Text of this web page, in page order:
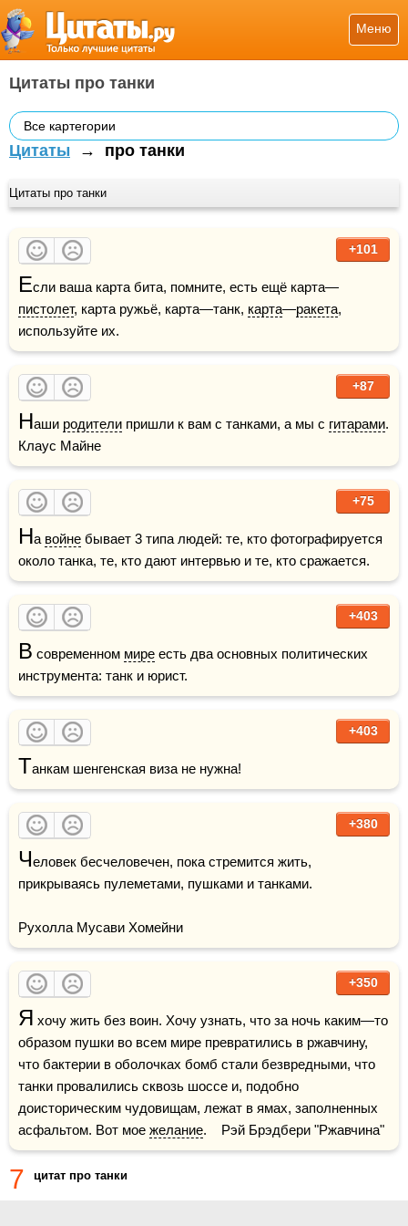
Меню
Цитаты про танки
Все картегории
Цитаты → про танки
Цитаты про танки
+101
Если ваша карта бита, помните, есть ещё карта—
пистолет, карта ружьё, карта—танк, карта—ракета,
используйте их.
+87
Наши родители пришли к вам с танками, а мы с гитарами.
Клаус Майне
+75
На войне бывает 3 типа людей: те, кто фотографируется
около танка, те, кто дают интервью и те, кто сражается.
+403
В современном мире есть два основных политических
инструмента: танк и юрист.
+403
Танкам шенгенская виза не нужна!
+380
Человек бесчеловечен, пока стремится жить,
прикрываясь пулеметами, пушками и танками.
Рухолла Мусави Хомейни
+350
Я хочу жить без воин. Хочу узнать, что за ночь каким—то
образом пушки во всем мире превратились в ржавчину,
что бактерии в оболочках бомб стали безвредными, что
танки провалились сквозь шоссе и, подобно
доисторическим чудовищам, лежат в ямах, заполненных
асфальтом. Вот мое желание.    Рэй Брэдбери "Ржавчина"
7 цитат про танки